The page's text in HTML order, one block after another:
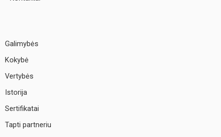
Galimybės
Kokybė
Vertybės
Istorija
Sertifikatai
Tapti partneriu